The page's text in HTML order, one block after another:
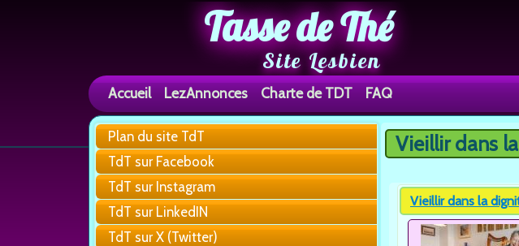
Tasse de Thé
Site Lesbien
Accueil LezAnnonces Charte de TDT FAQ
Plan du site TdT
TdT sur Facebook
TdT sur Instagram
TdT sur LinkedIN
TdT sur X (Twitter)
Vous êtes ici
Vieillir dans
Vieillir dans la